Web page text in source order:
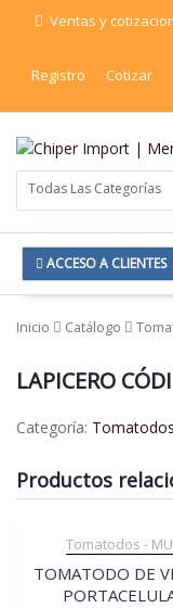
Saltar Ventas y
Registro
Cotizar
Chiper
ACCESO A CLIENTES
Inicio Catálogo
LAPICERO
Categoría:
Productos
Tomatodos -
TOMATODO DE